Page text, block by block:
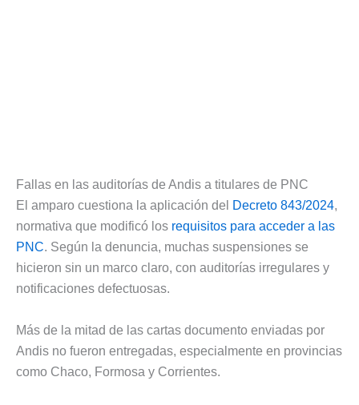
Fallas en las auditorías de Andis a titulares de PNC
El amparo cuestiona la aplicación del
Decreto 843/2024,
normativa que modificó los requisitos para acceder a las
PNC. Según la denuncia, muchas suspensiones se
hicieron sin un marco claro, con auditorías irregulares y
notificaciones defectuosas.
Más de la mitad de las cartas documento enviadas por
Andis no fueron entregadas, especialmente en provincias
como Chaco, Formosa y Corrientes.